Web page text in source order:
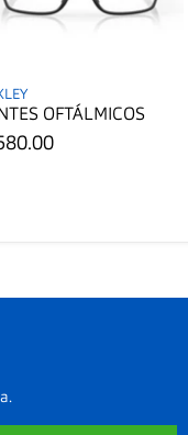
OFTÁLMICOS